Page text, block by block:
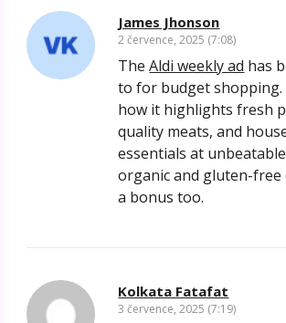
James Jhonson
2 července, 2025 (7:08)
TheAldi weekly ad has
to for budget shopping.
how it highlights fresh
quality meats, and
essentials at
organic and gluten-
a bonus too.
Kolkata Fatafat
3 července, 2025 (7:19)